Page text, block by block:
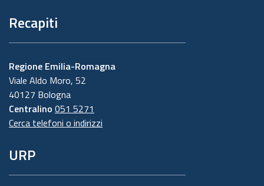
Recapiti
Regione Emilia-Romagna
Viale Aldo Moro, 52
40127 Bologna
Centralino 051 5271
Cerca telefoni o indirizzi
URP